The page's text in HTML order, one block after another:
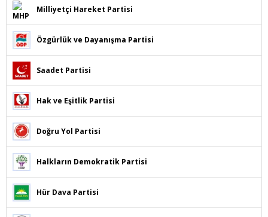
Milliyetçi Hareket Partisi
Özgürlük ve Dayanışma Partisi
Saadet Partisi
Hak ve Eşitlik Partisi
Doğru Yol Partisi
Halkların Demokratik Partisi
Hür Dava Partisi